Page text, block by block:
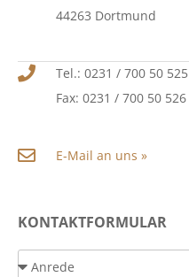
44263 Dortmund
Tel.: 0231 / 700 50 525
Fax: 0231 / 700 50 526
E-Mail an uns »
KONTAKTFORMULAR